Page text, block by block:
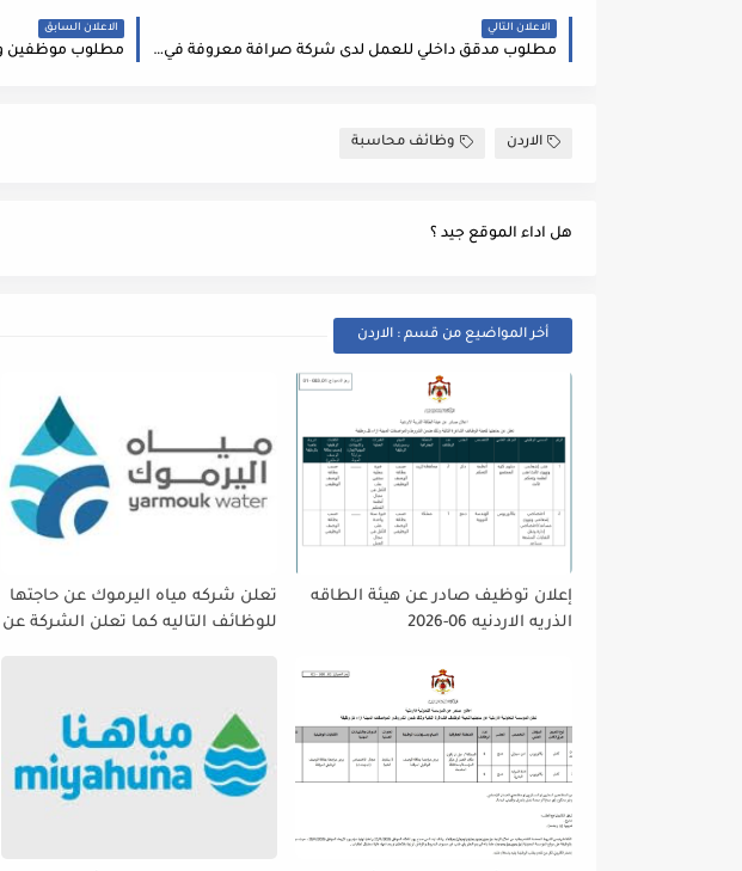
الاعلان التالي
مطلوب مدقق داخلي للعمل لدى شركة صرافة معروفة في الاردن
الاعلان السابق
الاردن وظائف محاسبة
هل اداء الموقع جيد ؟
أخر المواضيع من قسم : الاردن
إعلان توظيف صادر عن هيئة الطاقه
الذريه الاردنيه 06-2026
تعلن شركه مياه اليرموك عن حاجتها
للوظائف التاليه كما تعلن الشركة عن
على إتاحة الفرصة الكافية أمام
الجميع لاستكمال إجراءات التقديم.